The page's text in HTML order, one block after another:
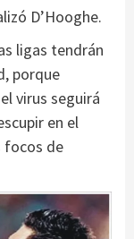
D’Hooghe.
ligas tendrán
porque
virus seguirá
en el
focos de